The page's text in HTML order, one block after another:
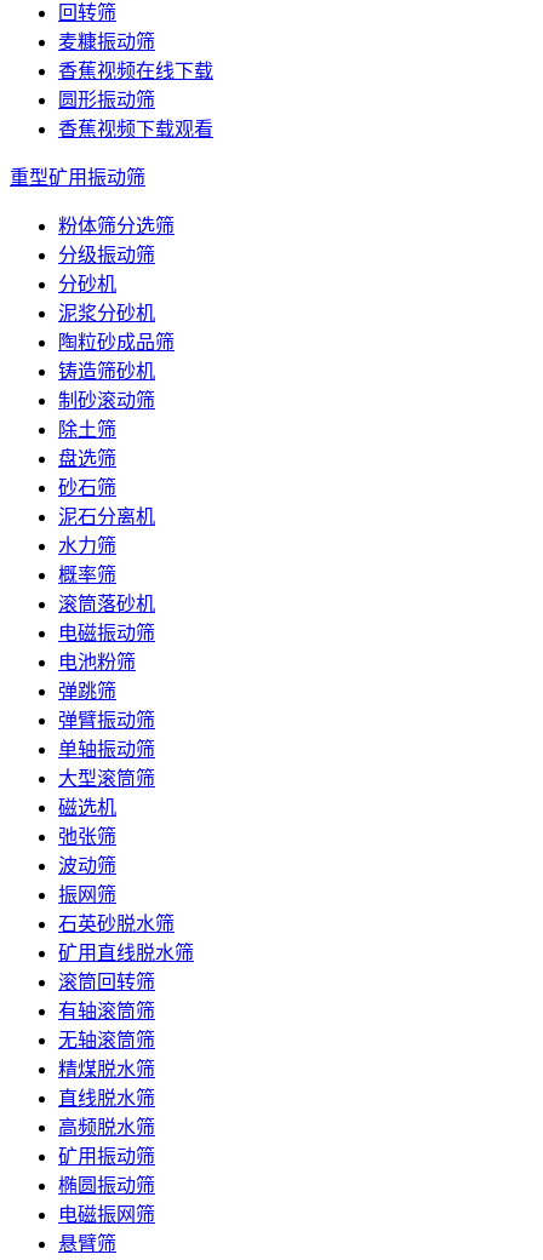
回转筛
麦糠振动筛
香蕉视频在线下载
圆形振动筛
香蕉视频下载观看
重型矿用振动筛
粉体筛分选筛
分级振动筛
分砂机
泥浆分砂机
陶粒砂成品筛
铸造筛砂机
制砂滚动筛
除土筛
盘选筛
砂石筛
泥石分离机
水力筛
概率筛
滚筒落砂机
电磁振动筛
电池粉筛
弹跳筛
弹臂振动筛
单轴振动筛
大型滚筒筛
磁选机
弛张筛
波动筛
振网筛
石英砂脱水筛
矿用直线脱水筛
滚筒回转筛
有轴滚筒筛
无轴滚筒筛
精煤脱水筛
直线脱水筛
高频脱水筛
矿用振动筛
椭圆振动筛
电磁振网筛
悬臂筛